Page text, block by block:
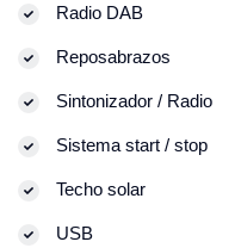
Radio DAB
Reposabrazos
Sintonizador / Radio
Sistema start / stop
Techo solar
USB